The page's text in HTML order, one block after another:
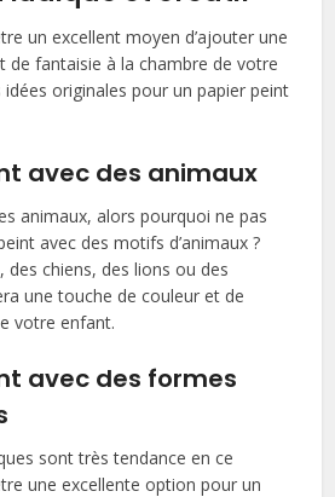
un excellent moyen d’ajouter une
de fantaisie à la chambre de votre
originales pour un papier peint
avec des animaux
animaux, alors pourquoi ne pas
avec des motifs d’animaux ?
des chiens, des lions ou des
une touche de couleur et de
votre enfant.
avec des formes
sont très tendance en ce
une excellente option pour un